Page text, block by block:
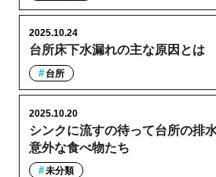
台所床下水漏れの主な原因とは
2025.10.24
台所
シンクに流すの待って台所の排
意外な食べ物たち
2025.10.20
未分類